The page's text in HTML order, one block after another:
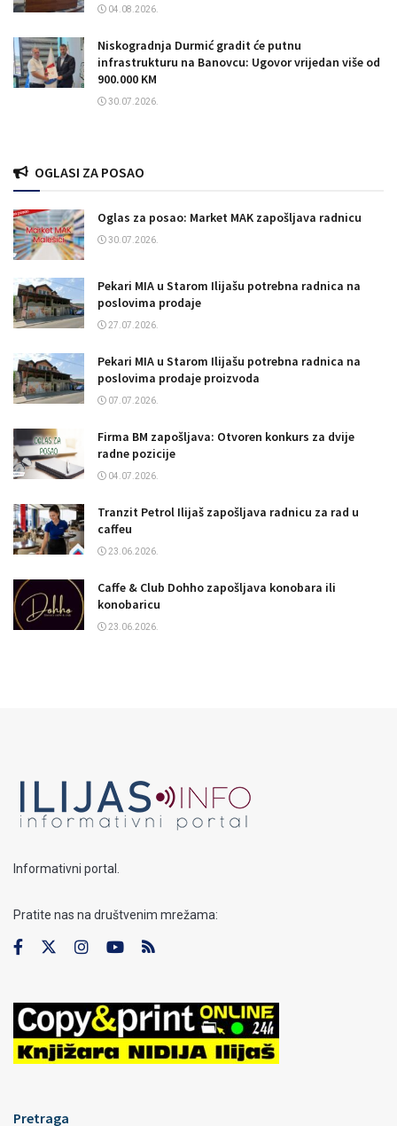
04.08.2026.
Niskogradnja Durmić gradit će putnu
infrastrukturu na Banovcu: Ugovor vrijedan više od
900.000 KM
30.07.2026.
OGLASI ZA POSAO
Oglas za posao: Market MAK zapošljava radnicu
30.07.2026.
Pekari MIA u Starom Ilijašu potrebna radnica na
poslovima prodaje
27.07.2026.
Pekari MIA u Starom Ilijašu potrebna radnica na
poslovima prodaje proizvoda
07.07.2026.
Firma BM zapošljava: Otvoren konkurs za dvije
radne pozicije
04.07.2026.
Tranzit Petrol Ilijaš zapošljava radnicu za rad u
caffeu
23.06.2026.
Caffe & Club Dohho zapošljava konobara ili
konobaricu
23.06.2026.
Informativni portal.
Pratite nas na društvenim mrežama:
Pretraga